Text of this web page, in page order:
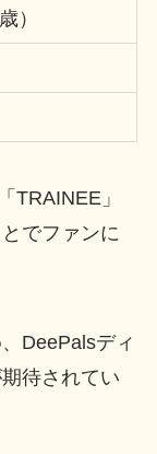
）
TRAINEE」
でファンに
DeePalsディ
待されてい